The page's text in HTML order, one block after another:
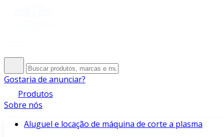
Gostaria de anunciar?
Produtos
Sobre nós
Aluguel e locação de máquina de corte a plasma